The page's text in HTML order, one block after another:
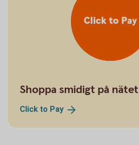
Click to Pay
Shoppa smidigt på nätet
Click to Pay